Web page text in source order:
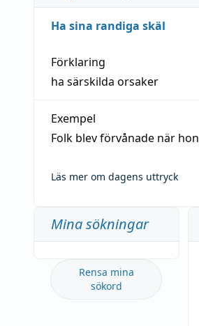
Ha sina randiga skäl
Förklaring
ha särskilda orsaker
Exempel
Folk blev förvånade när
Läs mer om dagens uttryck
Mina sökningar
Rensa mina
sökord